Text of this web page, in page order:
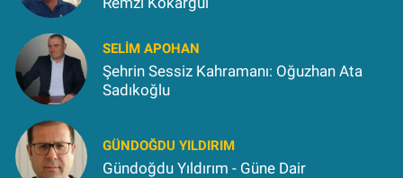
SELIM APOHAN
Şehrin Sessiz Kahramanı: Oğuzhan Ata
Sadıkoğlu
GÜNDOĞDU YILDIRIM
Gündoğdu Yıldırım - Güne Dair